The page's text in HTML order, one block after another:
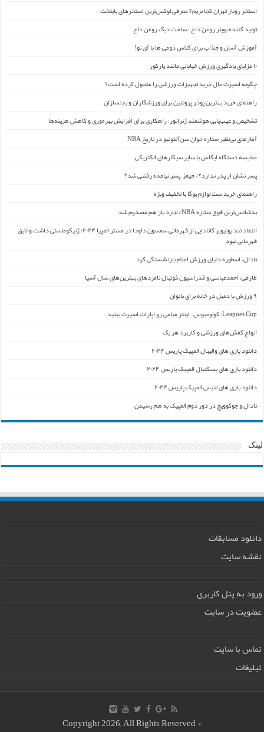
استخر روباز تهران کجا بریم؟ معرفی لوکس‌ترین استخرهای پایتخت
تولید کننده بویلر روغن داغ ، ساخت دیگ روغن داغ
آموزش آسان و جذاب برای کلاس دومی ها با آی نو!
۱۰ مزایای یادگیری ورزش خیابانی مانند پارکور
چگونه اسپرت مال خرید تجهیزات ورزشی را متحول کرده است؟
راهنمای خرید بهترین پودر پروتئین برای ورزشکاران و بدنسازان
تشخیص و عیب‌یابی هوشمند ژنراتور: راهکاری برای افزایش بهره‌وری و کاهش هزینه‌ها
آمارهای بی‌نظیر ستاره جوان سن‌آنتونیو در تاریخ NBA
مقایسه دستگاه ایکاس با سایر سیگارهای الکتریکی
پسر نشان از پدر ندارد؟/ جیمز ِ پسر نیامده رفتنی شد؟
راهنمای خرید ست لوازم یوگا با تخفیف ویژه
بدشانس‌ترین فوق ستاره NBA/ لنارد باز هم مصدوم شد
انتقاد تند یوتیوبر کانادایی از قهرمانی سمسون داودا در مستر المپیا ۲۰۲۴: ژنیکوماستی داشت و لایق
قهرمانی نبود
نادال، اسطوره دنیای ورزش اعلام بازنشستگی کرد
طارمی، احمدعباسی و فدراسیون فوتبال نامزدهای بهترین‌های سال آسیا
۹ ورزش با دمبل در خانه برای بانوان
Leagues Cup: کولومبوس – اینتر میامی رو اپارات اسپرت ببنید
انواع کفش‌های ورزشی و کاربرد هر یک
دانلود بازی های والیبال المپیک پاریس ۲۰۲۴
دانلود بازی های بسکتبال المپیک پاریس ۲۰۲۴
دانلود بازی های تنیس المپیک پاریس ۲۰۲۴
نادال و جوکوویچ در دور دوم المپیک به هم رسیدن
لینک
دانلود مسابقات
نقشه سایت
ورود به پنل کاربری
عضویت در سایت
تماس با سایت
تبلیغات
© Copyright 2026, All Rights Reserved